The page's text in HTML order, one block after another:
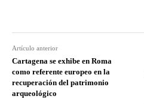
Artículo anterior
Cartagena se exhibe en Roma
como referente europeo en la
recuperación del patrimonio
arqueológico